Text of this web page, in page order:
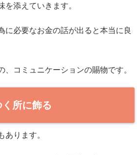
を添えていきます。
に必要なお金の話が出ると本当に良
、コミュニケーションの賜物です。
所に飾る
あります。